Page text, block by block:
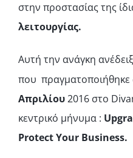
στην προστασίας της
λειτουργίας.
Αυτή την ανάγκη
που πραγματοποιήθηκε
Απριλίου2016 στο
κεντρικό μήνυμα :
ProtectYour Business.